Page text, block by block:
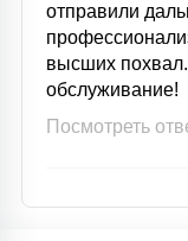
отправили
высших
обслуживание!
Посмотреть